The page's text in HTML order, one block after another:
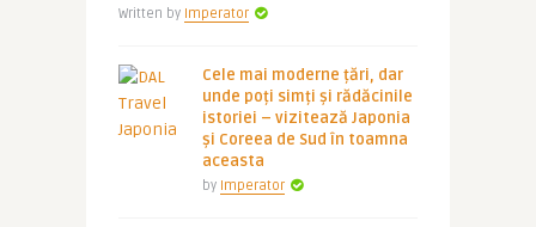
Written by Imperator
Cele mai moderne țări, dar
unde poți simți și rădăcinile
istoriei – vizitează Japonia
și Coreea de Sud în toamna
aceasta
by Imperator